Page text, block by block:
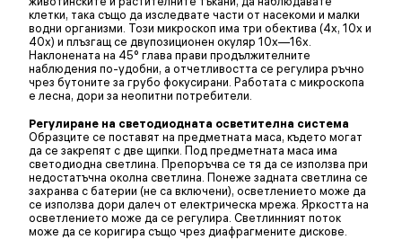
клетки, така също да изследвате части от насекоми и малки
водни организми. Този микроскоп има три обектива (4x, 10x и
40x) и плъзгащ се двупозиционен окуляр 10x—16x.
Наклонената на 45° глава прави продължителните
наблюдения по-удобни, а отчетливостта се регулира ръчно
чрез бутоните за грубо фокусирани. Работата с микроскопа
е лесна, дори за неопитни потребители.
Регулиране на светодиодната осветителна система
Образците се поставят на предметната маса, където могат
да се закрепят с две щипки. Под предметната маса има
светодиодна светлина. Препоръчва се тя да се използва при
недостатъчна околна светлина. Понеже задната светлина се
захранва с батерии (не са включени), осветлението може да
се използва дори далеч от електрическа мрежа. Яркостта на
осветлението може да се регулира. Светлинният поток
може да се коригира също чрез диафрагмените дискове.